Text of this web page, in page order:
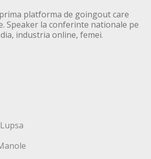
platforma de goingout care
Speaker la conferinte nationale pe
industria online, femei.